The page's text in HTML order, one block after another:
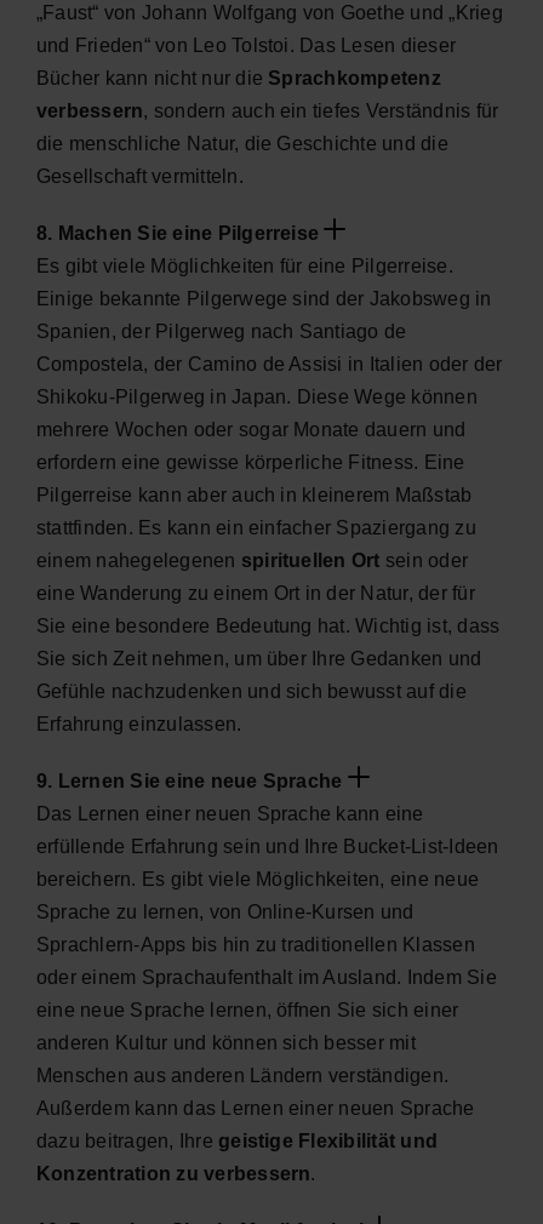
„Faust“ von Johann Wolfgang von Goethe und „Krieg
und Frieden“ von Leo Tolstoi. Das Lesen dieser
Bücher kann nicht nur die Sprachkompetenz
verbessern, sondern auch ein tiefes Verständnis für
die menschliche Natur, die Geschichte und die
Gesellschaft vermitteln.
8. Machen Sie eine Pilgerreise
Es gibt viele Möglichkeiten für eine Pilgerreise.
Einige bekannte Pilgerwege sind der Jakobsweg in
Spanien, der Pilgerweg nach Santiago de
Compostela, der Camino de Assisi in Italien oder der
Shikoku-Pilgerweg in Japan. Diese Wege können
mehrere Wochen oder sogar Monate dauern und
erfordern eine gewisse körperliche Fitness. Eine
Pilgerreise kann aber auch in kleinerem Maßstab
stattfinden. Es kann ein einfacher Spaziergang zu
einem nahegelegenen spirituellen Ort sein oder
eine Wanderung zu einem Ort in der Natur, der für
Sie eine besondere Bedeutung hat. Wichtig ist, dass
Sie sich Zeit nehmen, um über Ihre Gedanken und
Gefühle nachzudenken und sich bewusst auf die
Erfahrung einzulassen.
9. Lernen Sie eine neue Sprache
Das Lernen einer neuen Sprache kann eine
erfüllende Erfahrung sein und Ihre Bucket-List-Ideen
bereichern. Es gibt viele Möglichkeiten, eine neue
Sprache zu lernen, von Online-Kursen und
Sprachlern-Apps bis hin zu traditionellen Klassen
oder einem Sprachaufenthalt im Ausland. Indem Sie
eine neue Sprache lernen, öffnen Sie sich einer
anderen Kultur und können sich besser mit
Menschen aus anderen Ländern verständigen.
Außerdem kann das Lernen einer neuen Sprache
dazu beitragen, Ihre geistige Flexibilität und
Konzentration zu verbessern.